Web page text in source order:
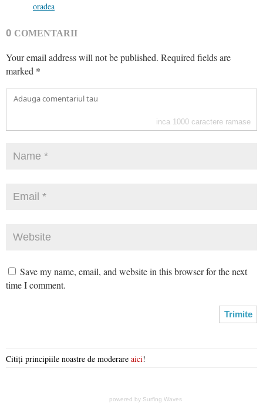
oradea
0 COMENTARII
Your email address will not be published. Required fields are
marked *
inca 1000 caractere ramase
Save my name, email, and website in this browser for the next
time I comment.
Citiți principiile noastre de moderare aici!
powered by Surfing Waves